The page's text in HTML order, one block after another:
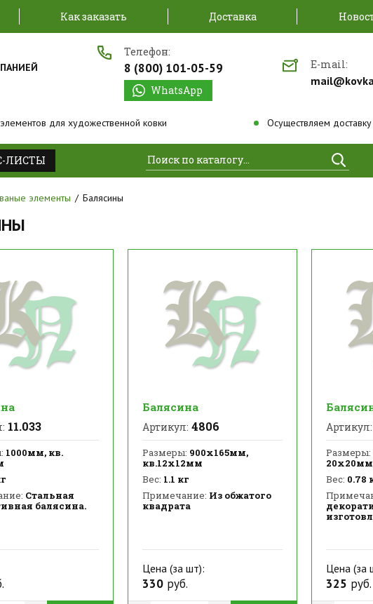
Как заказать Доставка
Телефон:
8 (800) 101-05-59
WhatsApp
E-mail:
для художественной ковки Осуществляем
ЛИСТЫ Найти
элементы Балясины
11.033
1000мм, кв.
Стальная
балясина.
Балясина
Артикул: 4806
Размеры: 900х165мм,
кв.12х12мм
Вес: 1.1 кг
Примечание: Из обжатого
квадрата
Цена (за шт):
330руб.
Артикул:
Размеры:
20х20мм
Вес: 0.78
Цена (за
325 руб.